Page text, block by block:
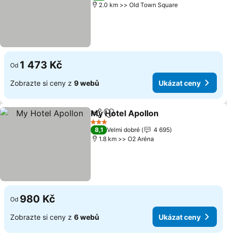
2.0 km >> Old Town Square
Od 1 473 Kč
Zobrazte si ceny z 9 webů Ukázat ceny
SdíletPřidat na seznam oblíbených
My Hotel Apollon
3 Počet hvězdiček
8,1 Velmi dobré
4 695
1.8 km >> O2 Aréna
Od 980 Kč
Zobrazte si ceny z 6 webů Ukázat ceny